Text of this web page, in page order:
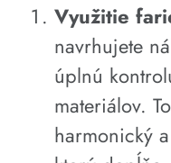
Využitie
navrhujete
úplnú
materiálov.
harmonický